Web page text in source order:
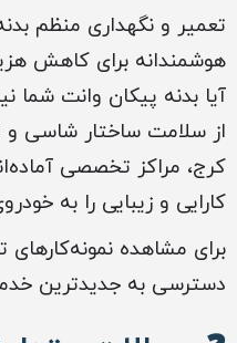
تعمیر و نگهداری منظم
هوشمندانه برای کاهش
آیا بدنه پیکان وانت شما
از سلامت ساختار شاسی و
کرج، مراکز تخصصی
کارایی و زیبایی را به
برای مشاهده
دسترسی به جدیدترین